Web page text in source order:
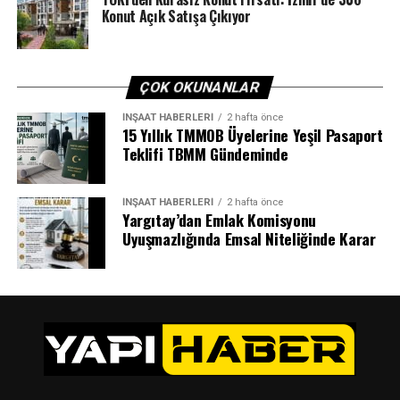
hedeflenen tüm yatırımları yapmayı ve destekleri
sağlamayı amaçlıyoruz. Projeye destek veren Bakan
arkadaşlarıma ve 81 il müdürümüze şükranlarımı
ETIKETLER
SONRAKI
Ekonomik veri programı – 15 Ekim 2020
ÖNCEKI
KORONA VAR ANCAK O TAPULU EVİNE GİREMİYOR!
Konut Açık Satışa Çıkıyor
ÇOK OKUNANLAR
İNŞAAT HABERLERI 2 hafta önce
15 Yıllık TMMOB Üyelerine Yeşil Pasaport
Teklifi TBMM Gündeminde
İNŞAAT HABERLERI 2 hafta önce
Yargıtay’dan Emlak Komisyonu
Uyuşmazlığında Emsal Niteliğinde Karar